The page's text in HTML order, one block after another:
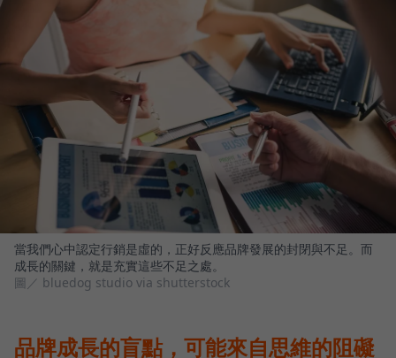
當我們心中認定行銷是虛的，正好反應品牌發展的封閉與不足。而
成長的關鍵，就是充實這些不足之處。
圖／ bluedog studio via shutterstock
品牌成長的盲點，可能來自思維的阻礙